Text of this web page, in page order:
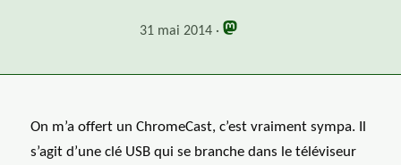
31 mai 2014
On m’a offert un ChromeCast, c’est vraiment sympa. Il
s’agit d’une clé USB qui se branche dans le téléviseur